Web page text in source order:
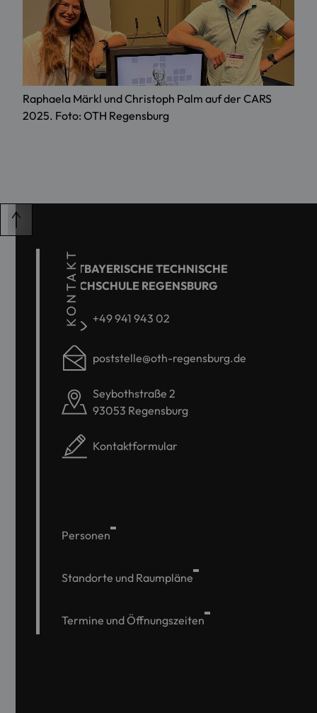
Raphaela Märkl und Christoph Palm auf der CARS
2025. Foto: OTH Regensburg
KONTAKT
OSTBAYERISCHE TECHNISCHE
HOCHSCHULE REGENSBURG
+49 941 943 02
poststelle@oth-regensburg.de
Seybothstraße 2
93053 Regensburg
Kontaktformular
Personen
Standorte und Raumpläne
Termine und Öffnungszeiten